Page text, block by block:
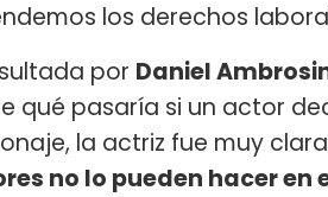
los derechos
por Daniel
qué pasaría si un actor
la actriz fue muy
no lo pueden hacer en